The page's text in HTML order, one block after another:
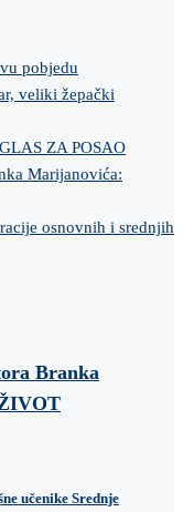
pobjedu
veliki žepački
ZA POSAO
Marijanovića:
osnovnih i srednjih
Branka
učenike Srednje